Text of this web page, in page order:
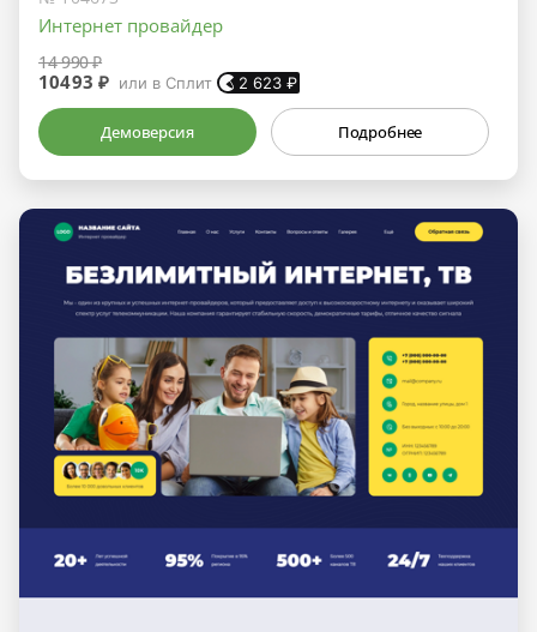
Интернет провайдер
14 990 ₽
10493 ₽ или в Сплит 2 623 ₽
Демоверсия Подробнее